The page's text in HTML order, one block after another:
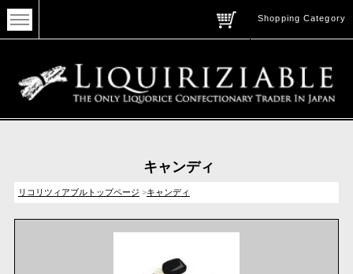
Shopping Category
キャンディ
リコリツィアブルトップページ >キャンディ